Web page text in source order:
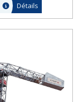
Détails